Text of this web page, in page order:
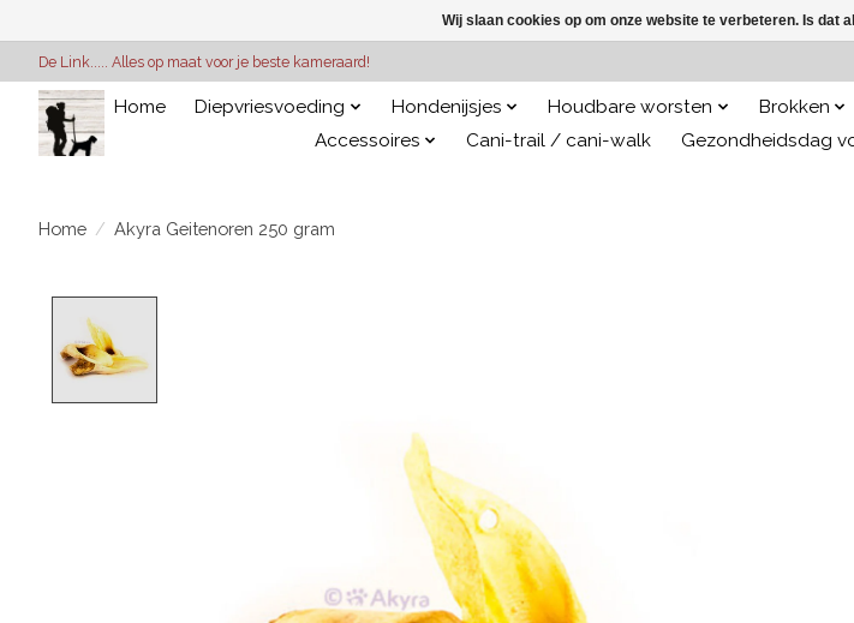
De Link..... Alles op maat voor je beste kameraard!
Home Diepvriesvoeding Hondenijsjes Houdbare worsten Brokken
Accessoires
Cani-trail / cani-walk Gezondheidsdag
Home / Akyra Geitenoren 250 gram
Wij slaan cookies op om onze website te verbeteren. Is dat